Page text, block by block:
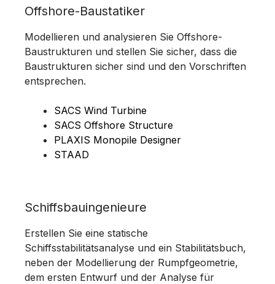
Offshore-Baustatiker
Modellieren und analysieren Sie Offshore-
Baustrukturen und stellen Sie sicher, dass die
Baustrukturen sicher sind und den Vorschriften
entsprechen.
SACS Wind Turbine
SACS Offshore Structure
PLAXIS Monopile Designer
STAAD
Schiffsbauingenieure
Erstellen Sie eine statische
Schiffsstabilitätsanalyse und ein Stabilitätsbuch,
neben der Modellierung der Rumpfgeometrie,
dem ersten Entwurf und der Analyse für